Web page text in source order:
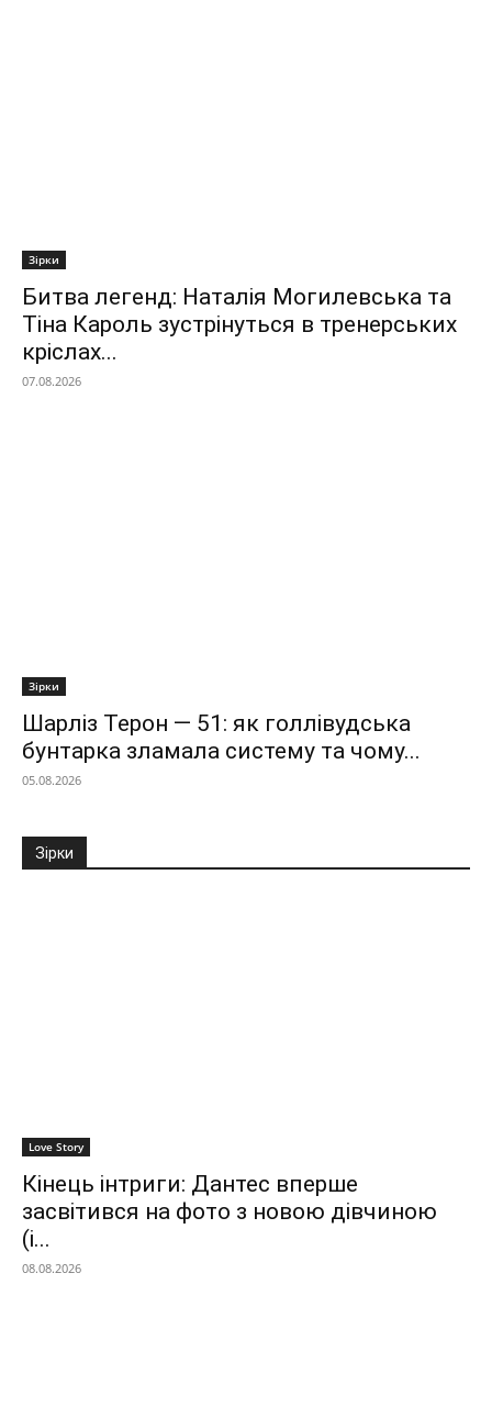
Зірки
Битва легенд: Наталія Могилевська та
Тіна Кароль зустрінуться в тренерських
кріслах...
07.08.2026
Зірки
Шарліз Терон — 51: як голлівудська
бунтарка зламала систему та чому...
05.08.2026
Зірки
Love Story
Кінець інтриги: Дантес вперше
засвітився на фото з новою дівчиною
(і...
08.08.2026